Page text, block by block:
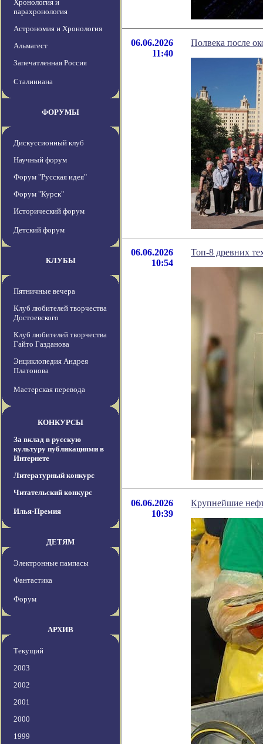
Хронология и
парахронология
Астрономия и Хронология
Альмагест
Запечатленная Россия
Сталиниана
ФОРУМЫ
Дискуссионный клуб
Научный форум
Форум "Русская идея"
Форум "Курск"
Исторический форум
Детский форум
КЛУБЫ
Пятничные вечера
Клуб любителей творчества
Достоевского
Клуб любителей творчества
Гайто Газданова
Энциклопедия Андрея
Платонова
Мастерская перевода
КОНКУРСЫ
За вклад в русскую
культуру публикациями в
Интернете
Литературный конкурс
Читательский конкурс
Илья-Премия
ДЕТЯМ
Электронные пампасы
Фантастика
Форум
АРХИВ
Текущий
2003
2002
2001
2000
1999
06.06.2026
11:40
Полвека после
06.06.2026
10:54
Топ-8 древних
06.06.2026
10:39
Крупнейшие